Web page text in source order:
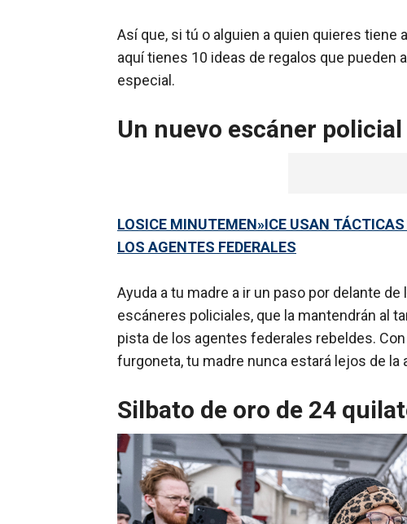
Así que, si tú o alguien a quien quieres tiene
aquí tienes 10 ideas de regalos que pueden
especial.
Un nuevo escáner policial
LOSICE MINUTEMEN»ICE USAN
LOS AGENTES FEDERALES
Ayuda a tu madre a ir un paso por delante
escáneres policiales, que la mantendrán al
pista de los agentes federales rebeldes.
furgoneta, tu madre nunca estará lejos de
Silbato de oro de 24